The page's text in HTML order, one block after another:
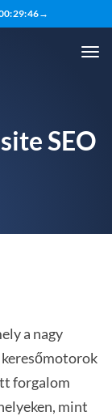
:29:45→
SEO
a nagy
forgalom
mint